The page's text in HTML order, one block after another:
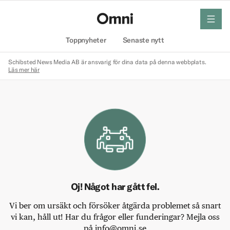
Toppnyheter Senaste nytt
meny
Schibsted News Media AB är ansvarig för dina data på denna webbplats.
Läs mer här
Oj! Något har gått fel.
Vi ber om ursäkt och försöker åtgärda problemet så snart
vi kan, håll ut! Har du frågor eller funderingar? Mejla oss